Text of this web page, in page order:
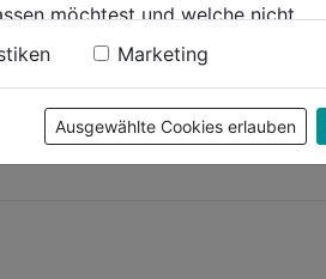
möchtest und welche nicht.
Marketing
Ausgewählte Cookies erlauben